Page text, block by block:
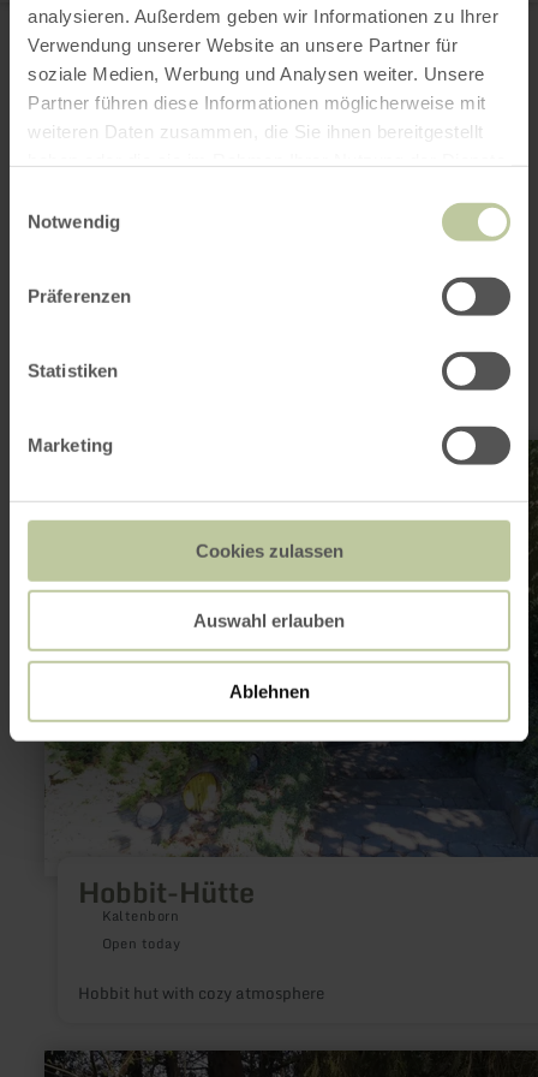
analysieren. Außerdem geben wir Informationen zu Ihrer
Verwendung unserer Website an unsere Partner für
soziale Medien, Werbung und Analysen weiter. Unsere
Partner führen diese Informationen möglicherweise mit
weiteren Daten zusammen, die Sie ihnen bereitgestellt
Notwendig
Präferenzen
Statistiken
Marketing
Cookies zulassen
Auswahl erlauben
Ablehnen
Kottenborner Kreuz
Kottenborner Straße
53520 Wershofen
Email
Website
Plan your arrival
This might also be
Hobbit-Hütte
Kaltenborn
Open today
Hobbit hut with cozy atmosphere
learn
Hobbit-
Hütte
learn